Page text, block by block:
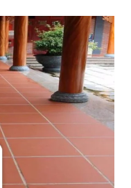
ت:
0506052278
أسعار
تركيب
البلاط
في
جدة